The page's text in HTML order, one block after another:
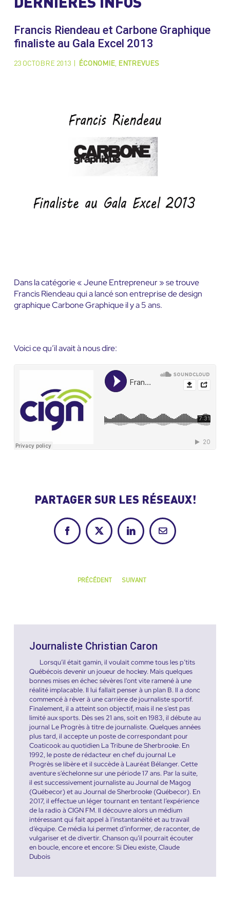
DERNIÈRES INFOS
Francis Riendeau et Carbone Graphique
finaliste au Gala Excel 2013
23 OCTOBRE 2013 ÉCONOMIE, ENTREVUES
Dans la catégorie « Jeune Entrepreneur » se trouve
Francis Riendeau qui a lancé son entreprise de design
graphique Carbone Graphique il y a 5 ans.
Voici ce qu’il avait à nous dire:
PARTAGER SUR LES RÉSEAUX!
FacebookX LinkedInCourriel
PRÉCÉDENT SUIVANT
Journaliste Christian Caron
Lorsqu’il était gamin, il voulait comme tous les p’tits
Québécois devenir un joueur de hockey. Mais quelques
bonnes mises en échec sévères l'ont vite ramené à une
réalité implacable. Il lui fallait penser à un plan B. Il a donc
commencé à rêver à une carrière de journaliste sportif.
Finalement, il a atteint son objectif, mais il ne s'est pas
limité aux sports. Dès ses 21 ans, soit en 1983, il débute au
journal Le Progrès à titre de journaliste. Quelques années
plus tard, il accepte un poste de correspondant pour
Coaticook au quotidien La Tribune de Sherbrooke. En
1992, le poste de rédacteur en chef du journal Le
Progrès se libère et il succède à Lauréat Bélanger. Cette
aventure s'échelonne sur une période 17 ans. Par la suite,
il est successivement journaliste au Journal de Magog
(Québecor) et au Journal de Sherbrooke (Québecor). En
2017, il effectue un léger tournant en tentant l’expérience
de la radio à CIGN FM. Il découvre alors un médium
intéressant qui fait appel à l’instantanéité et au travail
d’équipe. Ce média lui permet d’informer, de raconter, de
vulgariser et de divertir. Chanson qu’il pourrait écouter
en boucle, encore et encore: Si Dieu existe, Claude
Dubois